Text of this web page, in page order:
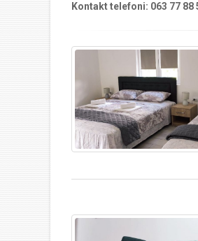
Kontakt telefoni: 063 77 88